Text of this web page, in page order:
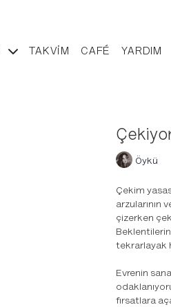
TAKVIM CAFÉ YARDIM
Öykü
Çekim
arzularının
çizerken
tekrarlayak
Evrenin
fırsatlara